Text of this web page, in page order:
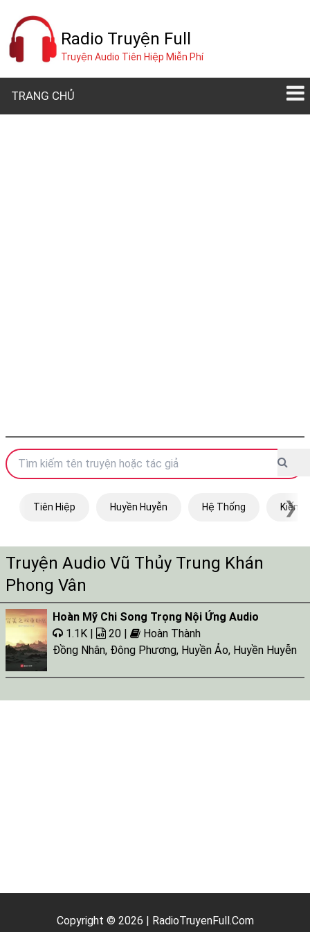
Radio Truyện Full
Truyện Audio Tiên Hiệp Miễn Phí
TRANG CHỦ
Tiên Hiệp Huyền Huyễn Hệ Thống Kiếm
❯
Truyện Audio Vũ Thủy Trung Khán
Phong Vân
Hoàn Mỹ Chi Song Trọng Nội Ứng Audio
1.1K |
20 |
Hoàn Thành
Đồng Nhân, Đông Phương, Huyền Ảo, Huyền Huyễn
Copyright © 2026 | RadioTruyenFull.Com